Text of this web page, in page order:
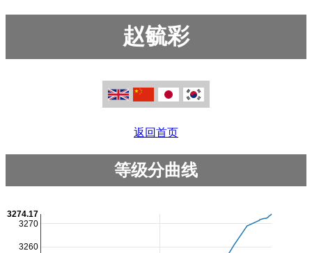
赵毓彩
返回首页
等级分曲线
3260
3270
3274.17